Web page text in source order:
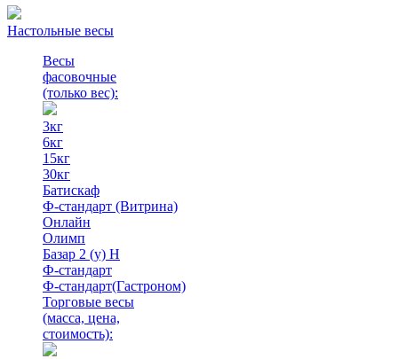
Настольные весы
Весы
фасовочные
(только вес):
3кг
6кг
15кг
30кг
Батискаф
Ф-стандарт (Витрина)
Онлайн
Олимп
Базар 2 (у) Н
Ф-стандарт
Ф-стандарт(Гастроном)
Торговые весы
(масса, цена,
стоимость):